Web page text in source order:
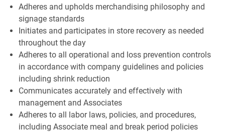
Adheres and upholds merchandising philosophy and
signage standards
Initiates and participates in store recovery as needed
throughout the day
Adheres to all operational and loss prevention controls
in accordance with company guidelines and policies
including shrink reduction
Communicates accurately and effectively with
management and Associates
Adheres to all labor laws, policies, and procedures,
including Associate meal and break period policies